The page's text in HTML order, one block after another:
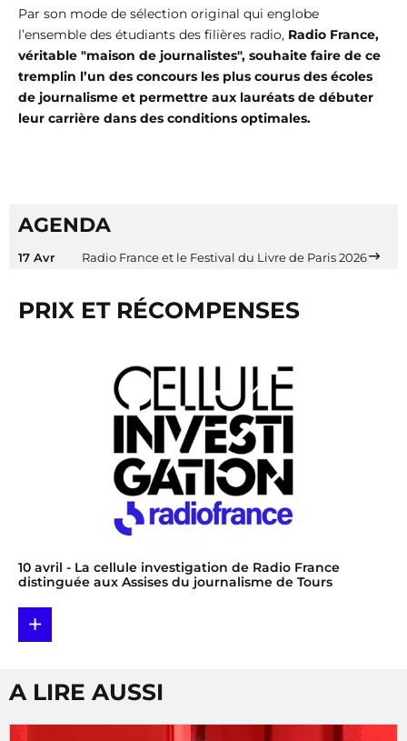
Par son mode de sélection original qui englobe
l’ensemble des étudiants des filières radio, Radio France,
véritable "maison de journalistes", souhaite faire de ce
tremplin l’un des concours les plus courus des écoles
de journalisme et permettre aux lauréats de débuter
leur carrière dans des conditions optimales.
AGENDA
17 Avr Radio France et le Festival du Livre de Paris 2026
PRIX ET RÉCOMPENSES
10 avril - La cellule investigation de Radio France
distinguée aux Assises du journalisme de Tours
+
A LIRE AUSSI